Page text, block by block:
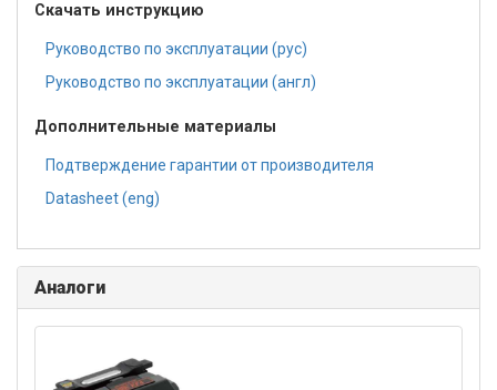
Скачать инструкцию
Руководство по эксплуатации (рус)
Руководство по эксплуатации (англ)
Дополнительные материалы
Подтверждение гарантии от производителя
Datasheet (eng)
Аналоги